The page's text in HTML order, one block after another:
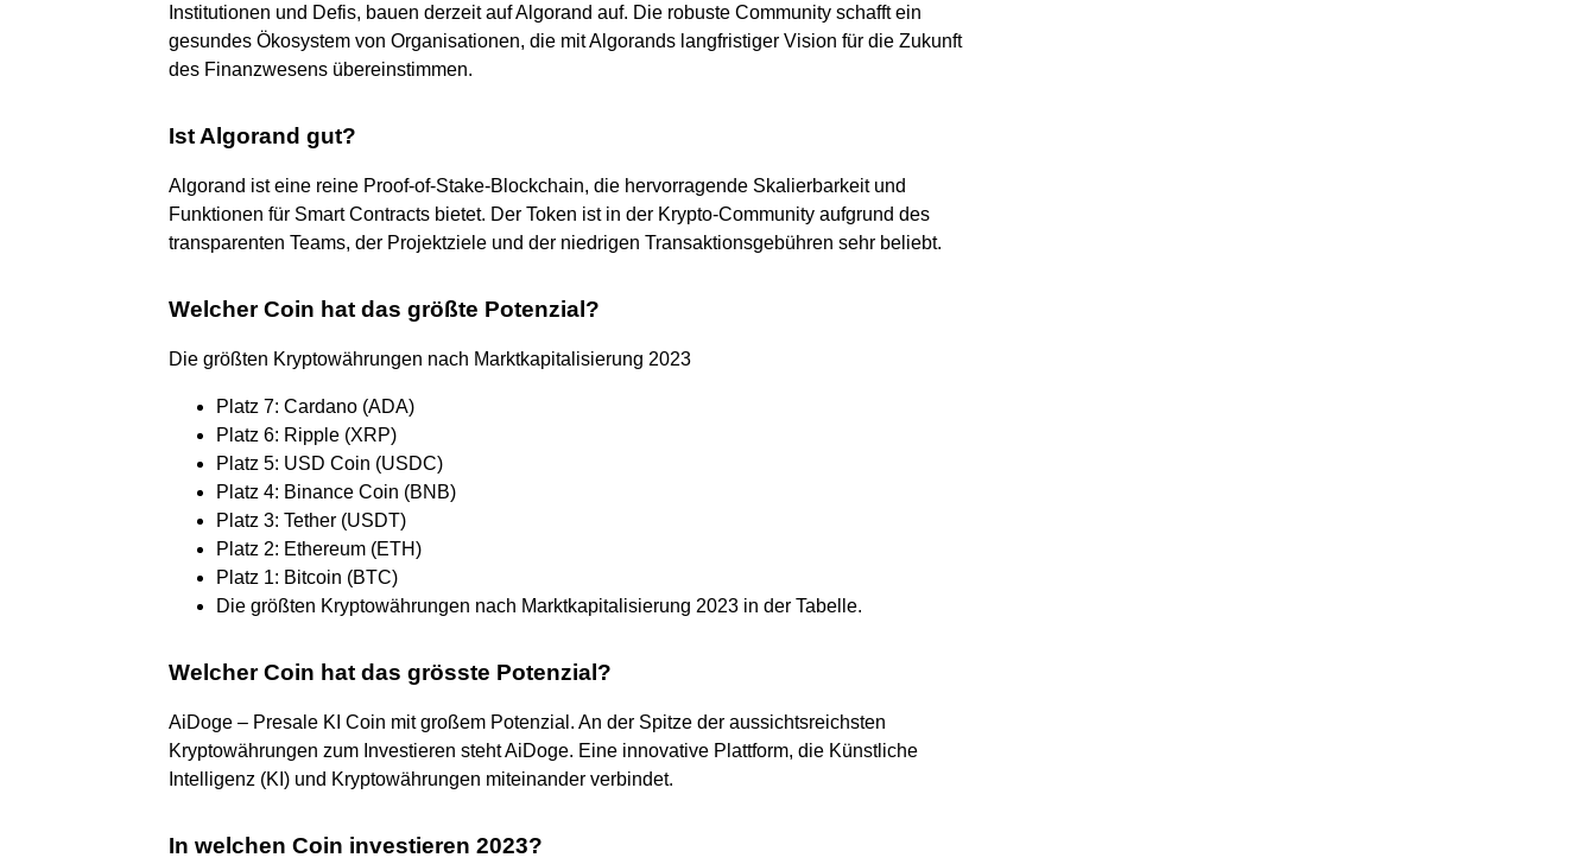
Institutionen und Defis, bauen derzeit auf Algorand auf. Die robuste Community schafft ein
gesundes Ökosystem von Organisationen, die mit Algorands langfristiger Vision für die Zukunft
des Finanzwesens übereinstimmen.
Ist Algorand gut?
Algorand ist eine reine Proof-of-Stake-Blockchain, die hervorragende Skalierbarkeit und
Funktionen für Smart Contracts bietet. Der Token ist in der Krypto-Community aufgrund des
transparenten Teams, der Projektziele und der niedrigen Transaktionsgebühren sehr beliebt.
Welcher Coin hat das größte Potenzial?
Die größten Kryptowährungen nach Marktkapitalisierung 2023
Platz 7: Cardano (ADA)
Platz 6: Ripple (XRP)
Platz 5: USD Coin (USDC)
Platz 4: Binance Coin (BNB)
Platz 3: Tether (USDT)
Platz 2: Ethereum (ETH)
Platz 1: Bitcoin (BTC)
Die größten Kryptowährungen nach Marktkapitalisierung 2023 in der Tabelle.
Welcher Coin hat das grösste Potenzial?
AiDoge – Presale KI Coin mit großem Potenzial. An der Spitze der aussichtsreichsten
Kryptowährungen zum Investieren steht AiDoge. Eine innovative Plattform, die Künstliche
Intelligenz (KI) und Kryptowährungen miteinander verbindet.
In welchen Coin investieren 2023?